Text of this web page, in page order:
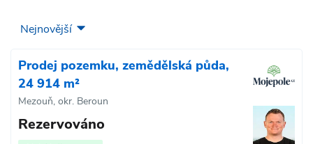
Prodej pozemku, zemědělská půda,
24 914 m²
Mezouň, okr. Beroun
Rezervováno